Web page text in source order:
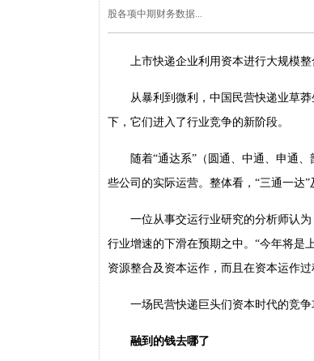
股各项中期财务数据...
上市快递企业利用资本进行大规模
从暴利到微利，中国民营快递业草
下，它们进入了行业竞争的新阶段。
随着“通达系”（圆通、中通、申通
些公司的实际运营。整体看，“三通一达
一位从事交运行业研究的分析师认
行业增速的下滑在预期之中。“今年将是
资源整合及资本运作，而且在资本运作
一场民营快递巨头们资本时代的竞争
融到的钱去哪了